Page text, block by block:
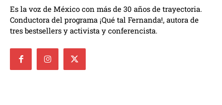
Es la voz de México con más de 30 años de trayectoria.
Conductora del programa ¡Qué tal Fernanda!, autora de
tres bestsellers y activista y conferencista.